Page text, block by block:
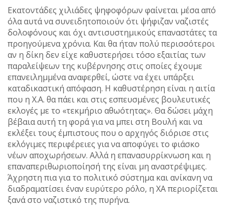
Εκατοντάδες χιλιάδες ψηφοφόρων φαίνεται μέσα από
όλα αυτά να συνειδητοποιούν ότι ψήφιζαν ναζιστές
δολοφόνους και όχι αντισυστημικούς επαναστάτες τα
προηγούμενα χρόνια. Και θα ήταν πολύ περισσότεροι
αν η δίκη δεν είχε καθυστερήσει τόσο εξαιτίας των
παραλείψεων της κυβέρνησης στις οποίες έχουμε
επανειλημμένα αναφερθεί, ώστε να έχει υπάρξει
καταδικαστική απόφαση. Η καθυστέρηση είναι η αιτία
που η Χ.Α. θα πάει και στις εσπευσμένες βουλευτικές
εκλογές με το «τεκμήριο αθωότητας». Θα δώσει μάχη
βέβαια αυτή τη φορά για να μπει στη Βουλή και να
εκλέξει τους έμπιστους που ο αρχηγός διόρισε στις
εκλόγιμες περιφέρειες για να αποφύγει το φιάσκο
νέων αποχωρήσεων. Αλλά η επανασυρρίκνωση και η
επαναπεριθωριοποίησή της είναι μη αναστρέψιμες.
Άχρηστη πια για το πολιτικό σύστημα και ανίκανη να
διαδραματίσει έναν ευρύτερο ρόλο, η ΧΑ περιορίζεται
ξανά στο ναζιστικό της πυρήνα.